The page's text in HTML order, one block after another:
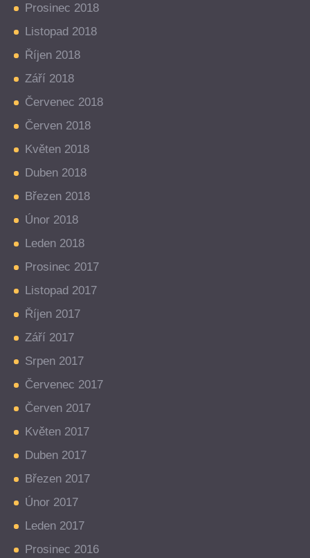
Prosinec 2018
Listopad 2018
Říjen 2018
Září 2018
Červenec 2018
Červen 2018
Květen 2018
Duben 2018
Březen 2018
Únor 2018
Leden 2018
Prosinec 2017
Listopad 2017
Říjen 2017
Září 2017
Srpen 2017
Červenec 2017
Červen 2017
Květen 2017
Duben 2017
Březen 2017
Únor 2017
Leden 2017
Prosinec 2016